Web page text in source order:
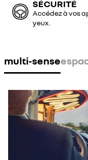
SÉCURITÉ
Accédez à vos
yeux.
multi-sense